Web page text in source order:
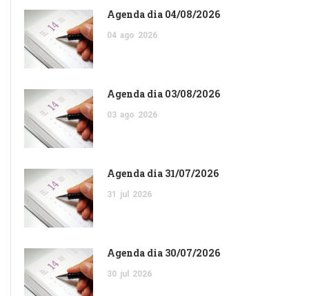
Agenda dia 04/08/2026
04 ago 2026
Agenda dia 03/08/2026
03 ago 2026
Agenda dia 31/07/2026
31 jul 2026
Agenda dia 30/07/2026
30 jul 2026